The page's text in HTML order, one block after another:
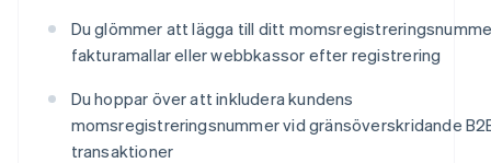
Du glömmer att lägga till ditt
fakturamallar eller webbkassor efter registrering
Du hoppar över att inkludera kundens
momsregistreringsnummer vid gränsöverskridande
transaktioner